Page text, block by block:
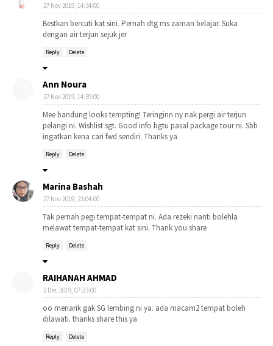
27 Nov 2019, 14:34:00
Bestkan bercuti kat sini. Pernah dtg ms zaman belajar. Suka
dengan air terjun sejuk jer
Reply Delete
Ann Noura
27 Nov 2019, 14:39:00
Mee bandung looks tempting! Teringinn ny nak pergi air terjun
pelangi ni. Wishlist sgt. Good info bgtu pasal package tour ni. Sbb
ingatkan kena cari fwd sendiri. Thanks ya
Reply Delete
Marina Bashah
27 Nov 2019, 23:04:00
Tak pernah pegi tempat-tempat ni. Ada rezeki nanti bolehla
melawat tempat-tempat kat sini. Thank you share
Reply Delete
RAIHANAH AHMAD
2 Dec 2019, 07:23:00
oo menarik gak SG lembing ni ya. ada macam2 tempat boleh
dilawati. thanks share this ya
Reply Delete